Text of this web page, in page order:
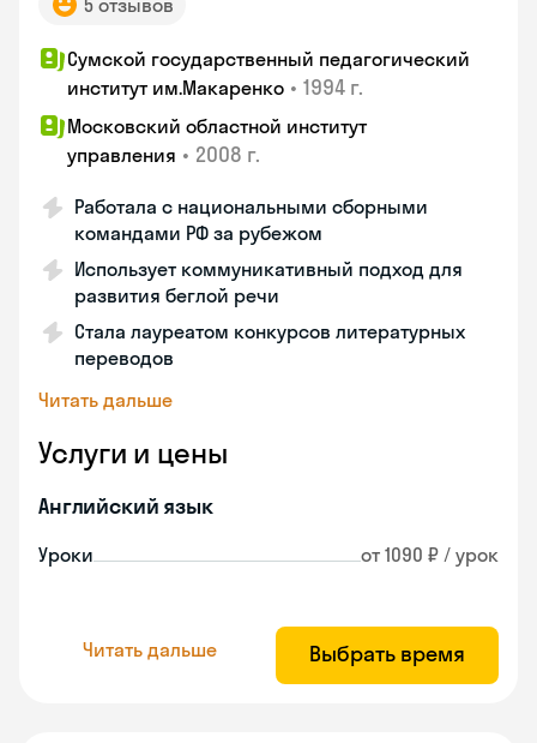
5 отзывов
Сумской государственный педагогический
институт им.Макаренко • 1994 г.
Московский областной институт
управления • 2008 г.
Работала с национальными сборными
командами РФ за рубежом
Использует коммуникативный подход для
развития беглой речи
Стала лауреатом конкурсов литературных
переводов
Читать дальше
Услуги и цены
Английский язык
Уроки от 1090 ₽ / урок
Читать дальше Выбрать время